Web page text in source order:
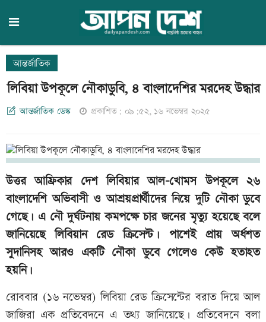
আন্তর্জাতিক
লিবিয়া উপকূলে নৌকাডুবি, ৪ বাংলাদেশির মরদেহ উদ্ধার
আন্তর্জাতিক ডেস্ক প্রকাশিত: ০৯:৫২, ১৬ নভেম্বর ২০২৫
উত্তর আফ্রিকার দেশ লিবিয়ার আল-খোমস উপকূলে ২৬
বাংলাদেশি অভিবাসী ও আশ্রয়প্রার্থীদের নিয়ে দুটি নৌকা ডুবে
গেছে। এ নৌ দুর্ঘটনায় কমপক্ষে চার জনের মৃত্যু হয়েছে বলে
জানিয়েছে লিবিয়ান রেড ক্রিসেন্ট। পাশেই প্রায় অর্ধশত
সুদানিসহ আরও একটি নৌকা ডুবে গেলেও কেউ হতাহত
হয়নি।
রোববার (১৬ নভেম্বর) লিবিয়া রেড ক্রিসেন্টের বরাত দিয়ে আল
জাজিরা এক প্রতিবেদনে এ তথ্য জানিয়েছে। প্রতিবেদনে বলা